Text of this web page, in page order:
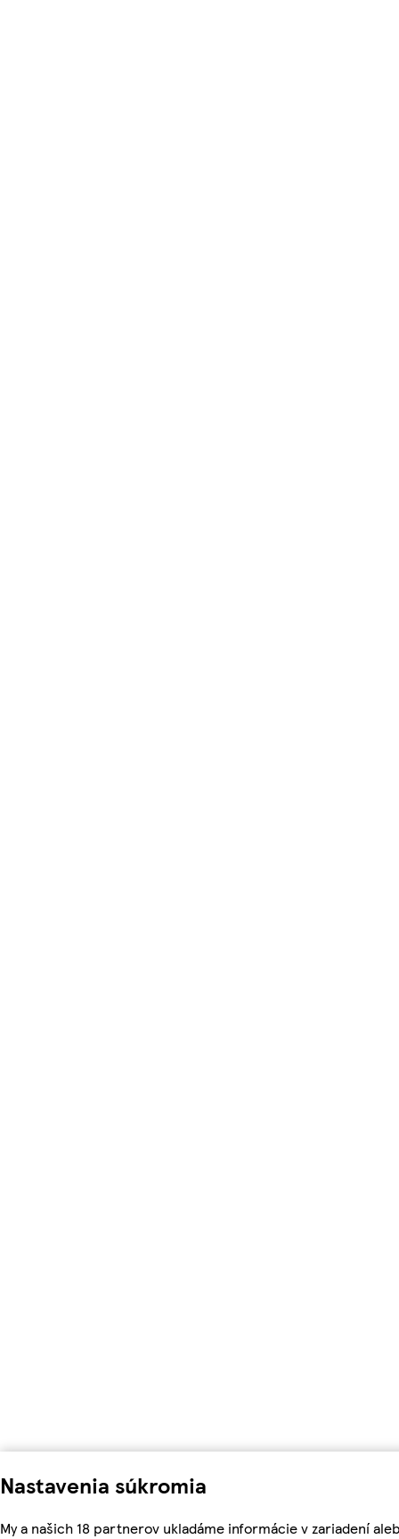
Nastavenia súkromia
My a našich 18 partnerov ukladáme informácie v zariadení